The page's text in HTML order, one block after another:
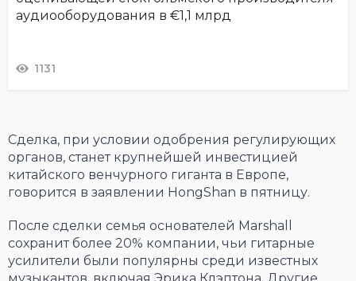
аудиооборудования в €1,1 млрд
1131
Сделка, при условии одобрения регулирующих
органов, станет крупнейшей инвестицией
китайского венчурного гиганта в Европе,
говорится в заявлении HongShan в пятницу.
После сделки семья основателей Marshall
сохранит более 20% компании, чьи гитарные
усилители были популярны среди известных